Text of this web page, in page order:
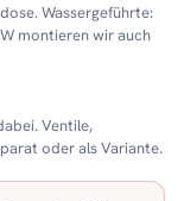
Wassergeführte:
montieren wir auch
Ventile,
oder als Variante.